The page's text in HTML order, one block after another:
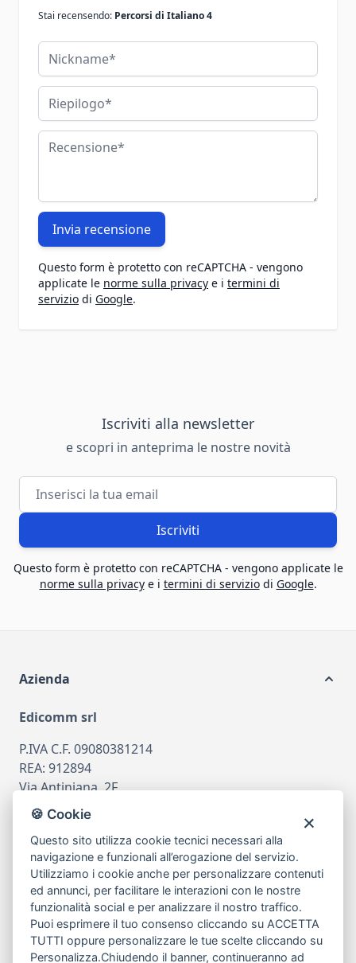
Stai recensendo: Percorsi di Italiano 4
Nickname
Riepilogo
Recensione
Invia recensione
Questo form è protetto con reCAPTCHA - vengono
applicate le norme sulla privacy e i termini di
servizio di Google.
Iscriviti alla newsletter
e scopri in anteprima le nostre novità
Indirizzo email
Iscriviti
Questo form è protetto con reCAPTCHA - vengono applicate le
norme sulla privacye i termini di serviziodi Google.
Azienda
Edicomm srl
P.IVA C.F. 09080381214
REA: 912894
Via Antiniana, 2F
80078 Pozzuoli
tel081.7515380
emailinfo@edicomm.it
Assistenza Clienti
Chi siamo
🍪 Cookie
Questo sito utilizza cookie tecnici necessari alla
navigazione e funzionali all’erogazione del servizio.
Utilizziamo i cookie anche per personalizzare contenuti
ed annunci, per facilitare le interazioni con le nostre
funzionalità social e per analizzare il nostro traffico.
Puoi esprimere il tuo consenso cliccando su ACCETTA
TUTTI oppure personalizzare le tue scelte cliccando su
Personalizza.Chiudendo il banner, continueranno ad